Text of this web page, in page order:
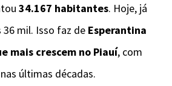
34.167 habitantes. Hoje, já
mil. Isso faz de Esperantina
mais crescem no Piauí, com
últimas décadas.